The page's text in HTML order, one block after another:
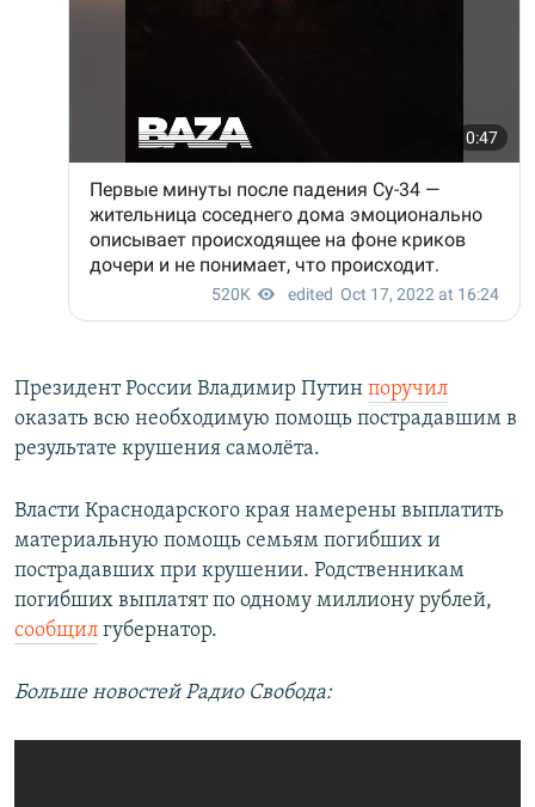
Президент России Владимир Путин поручил
оказать всю необходимую помощь пострадавшим в
результате крушения самолёта.
Власти Краснодарского края намерены выплатить
материальную помощь семьям погибших и
пострадавших при крушении. Родственникам
погибших выплатят по одному миллиону рублей,
сообщил губернатор.
Больше новостей Радио Свобода: